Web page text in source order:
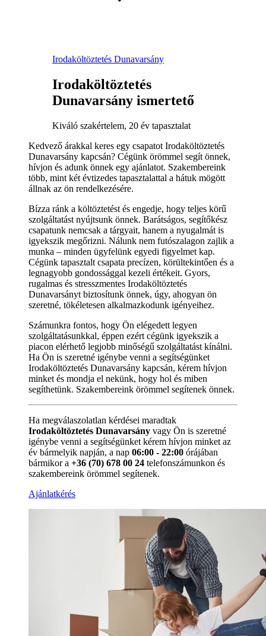
Irodaköltöztetés Dunavarsány
Irodaköltöztetés
Dunavarsány ismertető
Kiváló szakértelem, 20 év tapasztalat
Kedvező árakkal keres egy csapatot Irodaköltöztetés
Dunavarsány kapcsán? Cégünk örömmel segít önnek,
hívjon és adunk önnek egy ajánlatot. Szakembereink
több, mint két évtizedes tapasztalattal a hátuk mögött
állnak az ön rendelkezésére.
Bízza ránk a költöztetést és engedje, hogy teljes körű
szolgáltatást nyújtsunk önnek. Barátságos, segítőkész
csapatunk nemcsak a tárgyait, hanem a nyugalmát is
igyekszik megőrizni. Nálunk nem futószalagon zajlik a
munka – minden ügyfelünk egyedi figyelmet kap.
Cégünk tapasztalt csapata precízen, körültekintően és a
legnagyobb gondossággal kezeli értékeit. Gyors,
rugalmas és stresszmentes Irodaköltöztetés
Dunavarsányt biztosítunk önnek, úgy, ahogyan ön
szeretné, tökéletesen alkalmazkodunk igényeihez.
Számunkra fontos, hogy Ön elégedett legyen
szolgáltatásunkkal, éppen ezért cégünk igyekszik a
piacon elérhető legjobb minőségű szolgáltatást kínálni.
Ha Ön is szeretné igénybe venni a segítségünket
Irodaköltöztetés Dunavarsány kapcsán, kérem hívjon
minket és mondja el nekünk, hogy hol és miben
segíthetünk. Szakembereink örömmel segítenek önnek.
Ha megválaszolatlan kérdései maradtak
Irodaköltöztetés Dunavarsány vagy Ön is szeretné
igénybe venni a segítségünket kérem hívjon minket az
év bármelyik napján, a nap 06:00 - 22:00 órájában
bármikor a +36 (70) 678 00 24 telefonszámunkon és
szakembereink örömmel segítenek.
Ajánlatkérés